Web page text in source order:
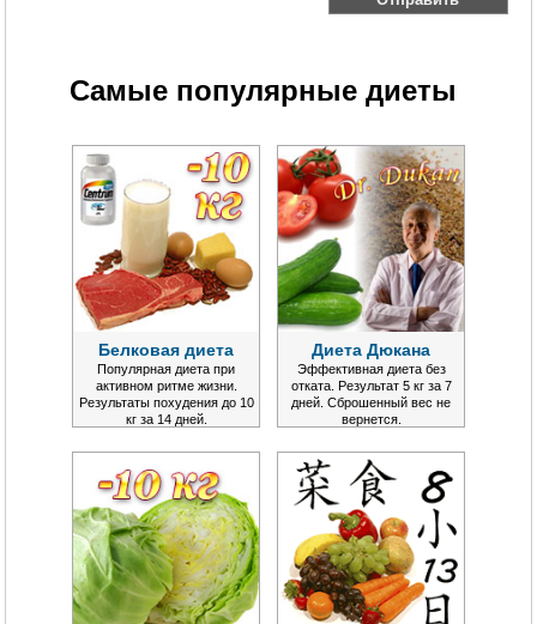
Самые популярные диеты
Белковая диета
Популярная диета при
активном ритме жизни.
Результаты похудения до 10
кг за 14 дней.
Диета Дюкана
Эффективная диета без
отката. Результат 5 кг за 7
дней. Сброшенный вес не
вернется.